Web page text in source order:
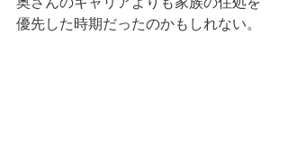
優先した時期だったのかもしれない。